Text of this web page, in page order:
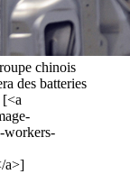
chinois
des batteries
workers-
a>]